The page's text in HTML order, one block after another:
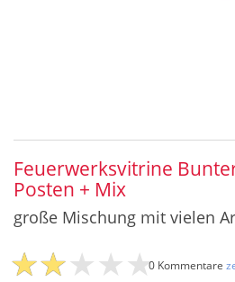
Feuerwerksvitrine
Posten + Mix
große Mischung mit vielen
0 Kommentare